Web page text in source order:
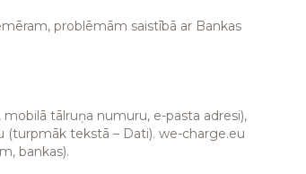
problēmām saistībā ar Bankas
tālruņa numuru, e-pasta adresi),
(turpmāk tekstā – Dati). we-charge.eu
bankas).